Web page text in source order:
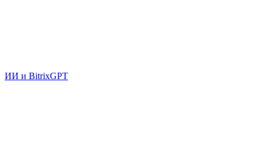
ИИ и BitrixGPT